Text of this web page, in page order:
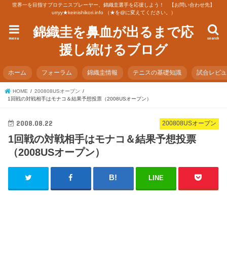
世界一を目指すプロテニスプレーヤー、錦織圭選手を応援しよう！ 【お問い合わせ先】
urryy★keinishikori.info （★を@に変えてください。）
錦織圭を鼻血が出るまで応
援し続けるブログ
search
menu
ホーム フォーラム 錦織圭情報 テニスの基礎知識 試合レビ
HOME
200808USオープン
1回戦の対戦相手はモナコ＆結果予想投票（2008USオープン）
200808USオープン
2008.08.22
1回戦の対戦相手はモナコ＆結果予想投票
（2008USオープン）
LINE